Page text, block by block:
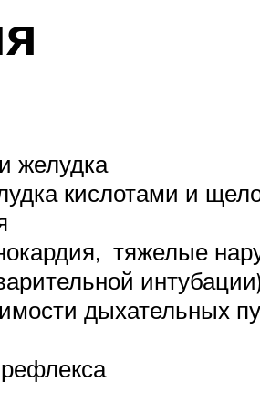
желудка
кислотами и
тяжелые
дыхательных